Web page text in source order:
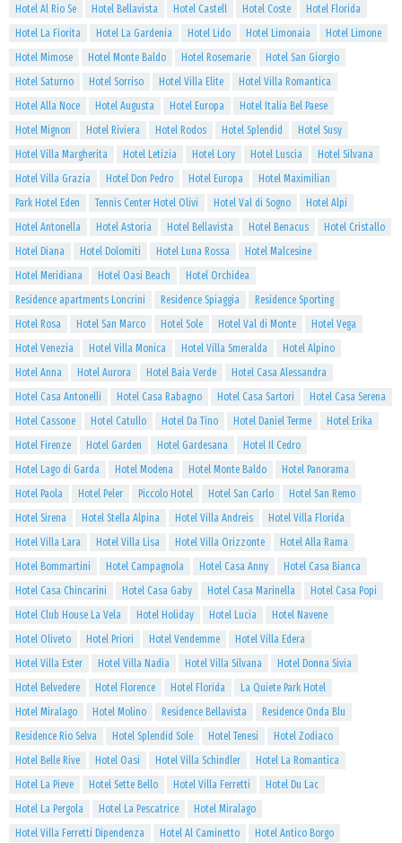
Hotel Al Rio Se
Hotel Bellavista Hotel Castell Hotel Coste
Hotel Florida
Hotel La Fiorita
Hotel La Gardenia Hotel Lido Hotel Limonaia
Hotel Limone
Hotel Mimose
Hotel Monte Baldo Hotel Rosemarie
Hotel San Giorgio
Hotel Saturno
Hotel Sorriso Hotel Villa Elite
Hotel Villa Romantica
Hotel Alla Noce
Hotel Augusta Hotel Europa
Hotel Italia Bel Paese
Hotel Mignon
Hotel Riviera Hotel Rodos Hotel Splendid
Hotel Susy
Hotel Villa Margherita
Hotel Letizia Hotel Lory Hotel Luscia
Hotel Silvana
Hotel Villa Grazia
Hotel Don Pedro Hotel Europa
Hotel Maximilian
Park Hotel Eden
Tennis Center Hotel Olivi Hotel Val di Sogno
Hotel Alpi
Hotel Antonella
Hotel Astoria Hotel Bellavista Hotel Benacus
Hotel Cristallo
Hotel Diana
Hotel Dolomiti Hotel Luna Rossa
Hotel Malcesine
Hotel Meridiana
Hotel Oasi Beach
Hotel Orchidea
Residence apartments Loncrini
Residence Spiaggia
Residence Sporting
Hotel Rosa
Hotel San Marco Hotel Sole Hotel Val di Monte
Hotel Vega
Hotel Venezia
Hotel Villa Monica Hotel Villa Smeralda
Hotel Alpino
Hotel Anna
Hotel Aurora Hotel Baia Verde
Hotel Casa Alessandra
Hotel Casa Antonelli
Hotel Casa Rabagno Hotel Casa Sartori
Hotel Casa Serena
Hotel Cassone
Hotel Catullo Hotel Da Tino Hotel Daniel Terme
Hotel Erika
Hotel Firenze
Hotel Garden Hotel Gardesana
Hotel Il Cedro
Hotel Lago di Garda
Hotel Modena Hotel Monte Baldo
Hotel Panorama
Hotel Paola
Hotel Peler Piccolo Hotel Hotel San Carlo
Hotel San Remo
Hotel Sirena
Hotel Stella Alpina Hotel Villa Andreis
Hotel Villa Florida
Hotel Villa Lara
Hotel Villa Lisa Hotel Villa Orizzonte
Hotel Alla Rama
Hotel Bommartini
Hotel Campagnola Hotel Casa Anny
Hotel Casa Bianca
Hotel Casa Chincarini
Hotel Casa Gaby Hotel Casa Marinella
Hotel Casa Popi
Hotel Club House La Vela
Hotel Holiday Hotel Lucia
Hotel Navene
Hotel Oliveto
Hotel Priori Hotel Vendemme
Hotel Villa Edera
Hotel Villa Ester
Hotel Villa Nadia Hotel Villa Silvana
Hotel Donna Sivia
Hotel Belvedere
Hotel Florence Hotel Florida
La Quiete Park Hotel
Hotel Miralago
Hotel Molino Residence Bellavista
Residence Onda Blu
Residence Rio Selva
Hotel Splendid Sole Hotel Tenesi
Hotel Zodiaco
Hotel Belle Rive
Hotel Oasi Hotel Villa Schindler
Hotel La Romantica
Hotel La Pieve
Hotel Sette Bello Hotel Villa Ferretti
Hotel Du Lac
Hotel La Pergola
Hotel La Pescatrice
Hotel Miralago
Hotel Villa Ferretti Dipendenza
Hotel Al Caminetto Hotel Antico Borgo